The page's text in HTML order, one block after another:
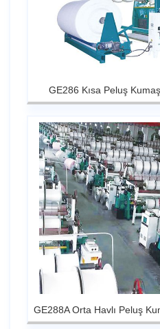
GE286 Kısa Peluş
GE288A Orta Havlı Peluş